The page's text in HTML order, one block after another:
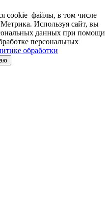
cookie–файлы, в том числе
Используя сайт, вы
данных при помощи
персональных
обработки